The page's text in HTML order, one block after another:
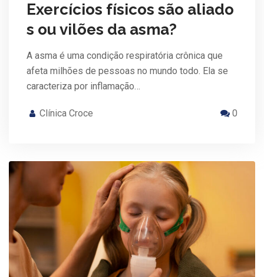
Exercícios físicos são aliado
s ou vilões da asma?
A asma é uma condição respiratória crônica que
afeta milhões de pessoas no mundo todo. Ela se
caracteriza por inflamação…
Clínica Croce 0